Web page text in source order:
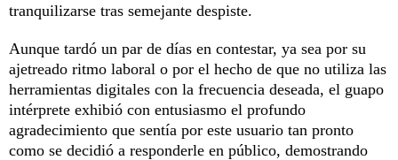
tranquilizarse tras semejante despiste.
Aunque tardó un par de días en contestar, ya sea por su
ajetreado ritmo laboral o por el hecho de que no utiliza las
herramientas digitales con la frecuencia deseada, el guapo
intérprete exhibió con entusiasmo el profundo
agradecimiento que sentía por este usuario tan pronto
como se decidió a responderle en público, demostrando